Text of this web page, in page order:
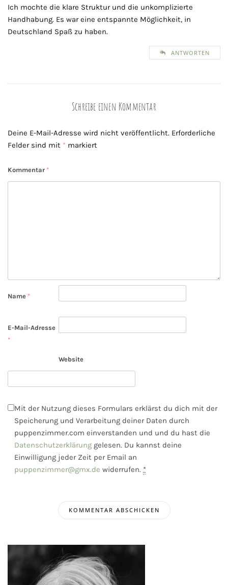
Ich mochte die klare Struktur und die unkomplizierte
Handhabung. Es war eine entspannte Möglichkeit, in
Deutschland Spaß zu haben.
ANTWORTEN
Schreibe einen Kommentar
Deine E-Mail-Adresse wird nicht veröffentlicht. Erforderliche
Felder sind mit * markiert
Kommentar *
Name *
E-Mail-Adresse
*
Website
Mit der Nutzung dieses Formulars erklärst du dich mit der
Speicherung und Verarbeitung deiner Daten durch
puppenzimmer.com einverstanden und und du hast die
Datenschutzerklärung gelesen. Du kannst deine
Einwilligung jeder Zeit per Email an
puppenzimmer@gmx.de widerrufen. *